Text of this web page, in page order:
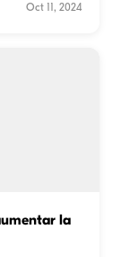
Oct 11, 2024
la